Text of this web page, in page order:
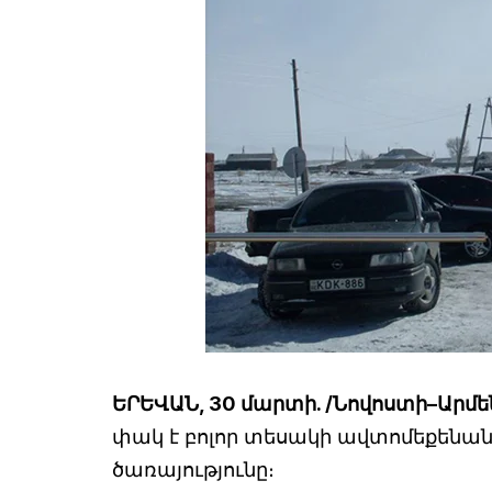
ԵՐԵՎԱՆ, 30 մարտի. /
փակ է բոլոր տեսակի
ծառայությունը։